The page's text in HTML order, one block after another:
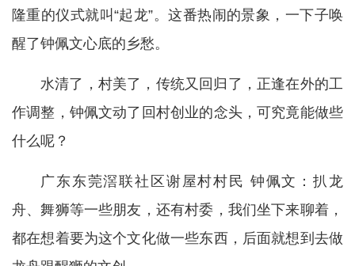
隆重的仪式就叫“起龙”。这番热闹的景象，一下子唤
醒了钟佩文心底的乡愁。
水清了，村美了，传统又回归了，正逢在外的工
作调整，钟佩文动了回村创业的念头，可究竟能做些
什么呢？
广东东莞滘联社区谢屋村村民 钟佩文：扒龙
舟、舞狮等一些朋友，还有村委，我们坐下来聊着，
都在想着要为这个文化做一些东西，后面就想到去做